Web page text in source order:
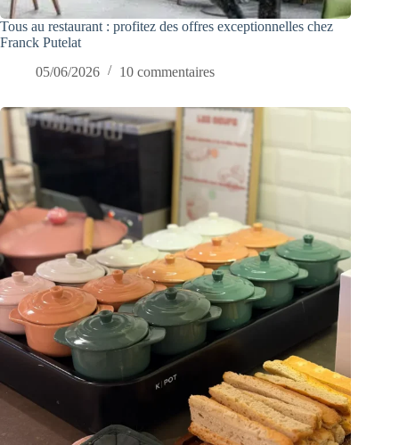
Tous au restaurant : profitez des offres exceptionnelles chez
Franck Putelat
05/06/2026
10 commentaires